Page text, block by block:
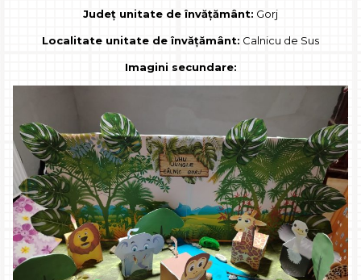
Județ unitate de învățământ: Gorj
Localitate unitate de învățământ: Calnicu de Sus
Imagini secundare: